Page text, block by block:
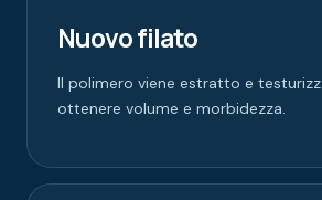
Nuovo filato
Il polimero viene estratto e
ottenere volume e morbidezza.